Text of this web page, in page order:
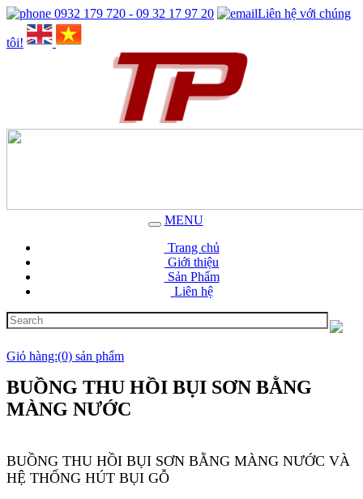
0932 179 720 - 09 32 17 97 20 Liên hệ với chúng
tôi!
MENU
Trang chủ
Giới thiệu
Sản Phẩm
Liên hệ
Giỏ hàng:(0) sản phẩm
BUỒNG THU HỒI BỤI SƠN BẰNG
MÀNG NƯỚC
BUỒNG THU HỒI BỤI SƠN BẰNG MÀNG NƯỚC VÀ
HỆ THỐNG HÚT BỤI GỖ